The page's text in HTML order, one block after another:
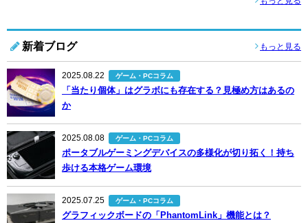
新着ブログ もっと見る
2025.08.22 ゲーム・PCコラム
「当たり個体」はグラボにも存在する？見極め方はあるの
か
2025.08.08 ゲーム・PCコラム
ポータブルゲーミングデバイスの多様化が切り拓く！持ち
歩ける本格ゲーム環境
2025.07.25 ゲーム・PCコラム
グラフィックボードの「PhantomLink」機能とは？